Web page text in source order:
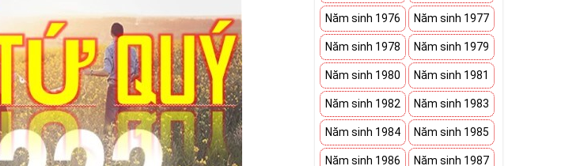
Năm sinh 1976 Năm sinh 1977
Năm sinh 1978 Năm sinh 1979
Năm sinh 1980 Năm sinh 1981
Năm sinh 1982 Năm sinh 1983
Năm sinh 1984 Năm sinh 1985
Năm sinh 1986 Năm sinh 1987